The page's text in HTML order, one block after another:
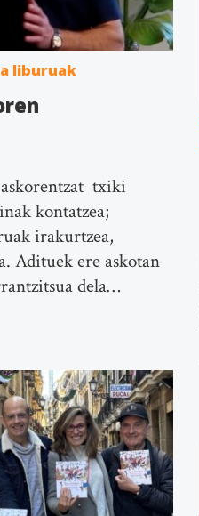
liburuak
askorentzat txiki
kontatzea;
irakurtzea,
Adituek ere askotan
dela…